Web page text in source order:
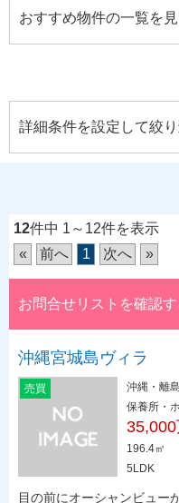
おすすめ物件の一覧を
詳細条件を設定して絞
12件中 1～12件を表示
«
前へ 1 次へ »
お問合せリストを確認す
沖縄宮城島ヴィラ
売買
沖縄・離
保養所・
35,000
196.4㎡
5LDK
目の前にオーシャンビュー